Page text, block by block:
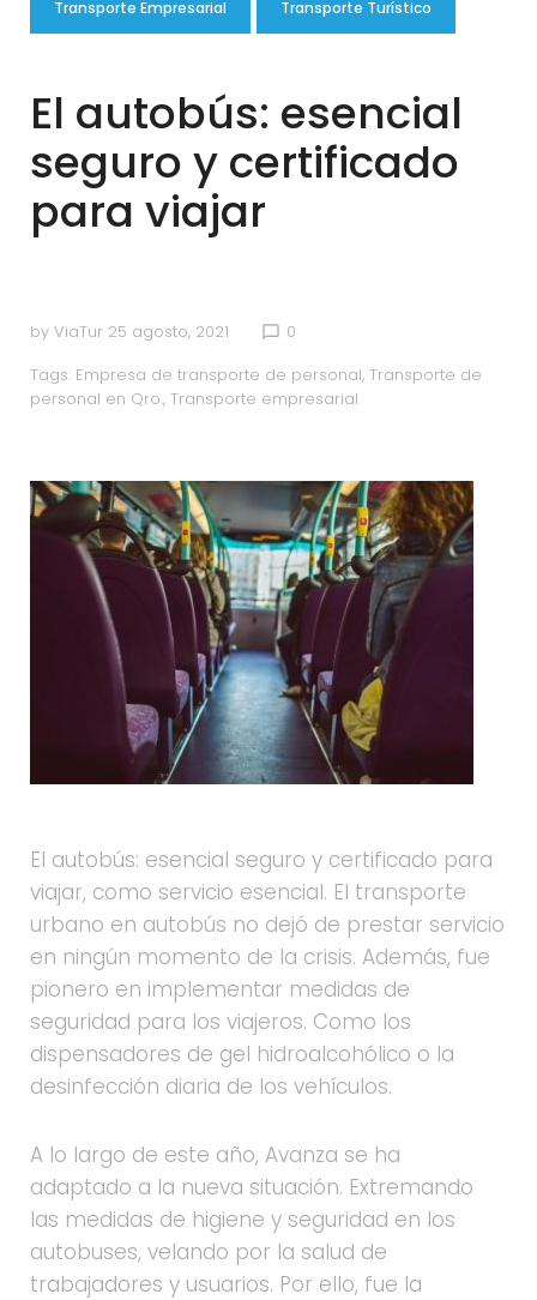
Transporte Empresarial Transporte Turístico
El autobús: esencial
seguro y certificado
para viajar
by ViaTur 25 agosto, 2021 chat_bubble_outline 0
Tags: Empresa de transporte de personal, Transporte de
personal en Qro., Transporte empresarial
El autobús: esencial seguro y certificado para
viajar, como servicio esencial. El transporte
urbano en autobús no dejó de prestar servicio
en ningún momento de la crisis. Además, fue
pionero en implementar medidas de
seguridad para los viajeros. Como los
dispensadores de gel hidroalcohólico o la
desinfección diaria de los vehículos.
A lo largo de este año, Avanza se ha
adaptado a la nueva situación. Extremando
las medidas de higiene y seguridad en los
autobuses, velando por la salud de
trabajadores y usuarios. Por ello, fue la